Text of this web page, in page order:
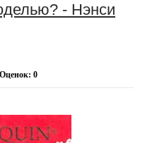
- Нэнси
Оценок: 0